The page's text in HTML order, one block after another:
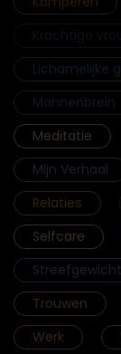
Lichamelijke
Mannenbrein
Meditatie
Mijn Verhaal
Relaties
Selfcare
Streefgewicht
Trouwen
Werk